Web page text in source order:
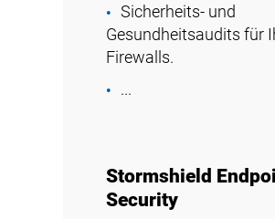
Sicherheits- und
Gesundheitsaudits für
Firewalls.
...
Stormshield
Security